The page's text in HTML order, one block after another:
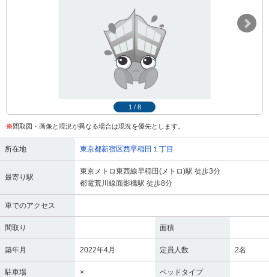
1 / 8
※間取図・画像と現況が異なる場合は現況を優先とします。
所在地 東京都新宿区西早稲田１丁目
最寄り駅
東京メトロ東西線早稲田(メトロ)駅 徒歩3分
都電荒川線面影橋駅 徒歩8分
車でのアクセス
間取り 面積
築年月 2022年4月 定員人数 2名
駐車場 × ベッドタイプ